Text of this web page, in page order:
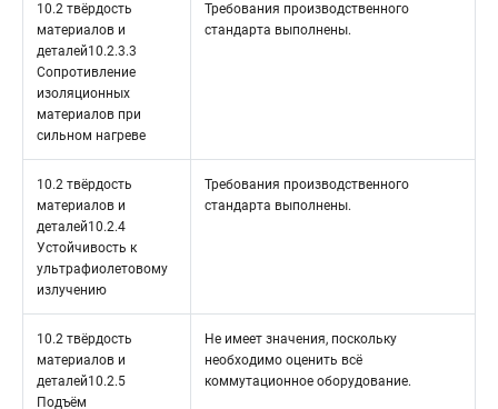
10.2 твёрдость
материалов и
деталей10.2.3.3
Сопротивление
изоляционных
материалов при
сильном нагреве
Требования производственного
стандарта выполнены.
10.2 твёрдость
материалов и
деталей10.2.4
Устойчивость к
ультрафиолетовому
излучению
Требования производственного
стандарта выполнены.
10.2 твёрдость
материалов и
деталей10.2.5
Подъём
Не имеет значения, поскольку
необходимо оценить всё
коммутационное оборудование.